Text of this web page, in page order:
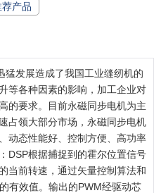
荐产品
发展造成了我国工业缝纫机的
等各种因素的影响，加工企业对
的要求。目前永磁同步电机为主
占领大部分市场，永磁同步电机
动态性能好、控制方便、高功率
DSP根据捕捉到的霍尔位置信号
当前转速，通过矢量控制算法和
有效值。输出的PWM经驱动芯